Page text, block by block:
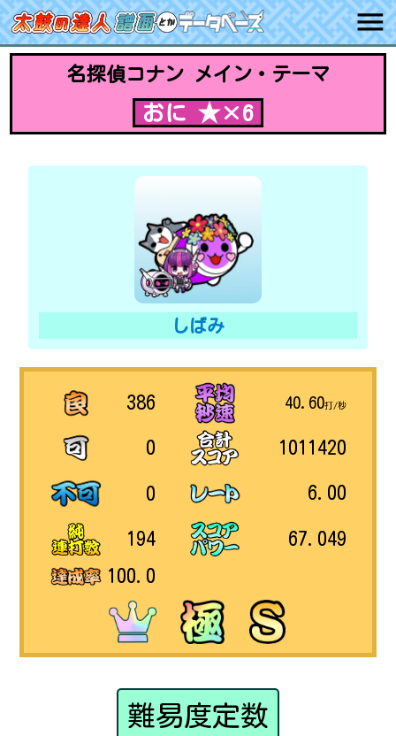
名探偵コナン メイン・テーマ
おに ★×6
しばみ
386
0
0
194
100.0
40.60打/秒
1011420
6.00
67.049
難易度定数